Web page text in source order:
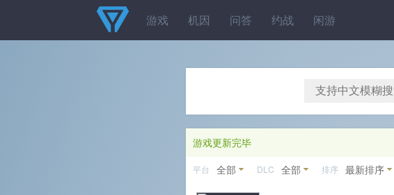
游戏 机因 问答 约战 闲游
游戏更新完毕
平台 全部 DLC 全部 排序 最新排序